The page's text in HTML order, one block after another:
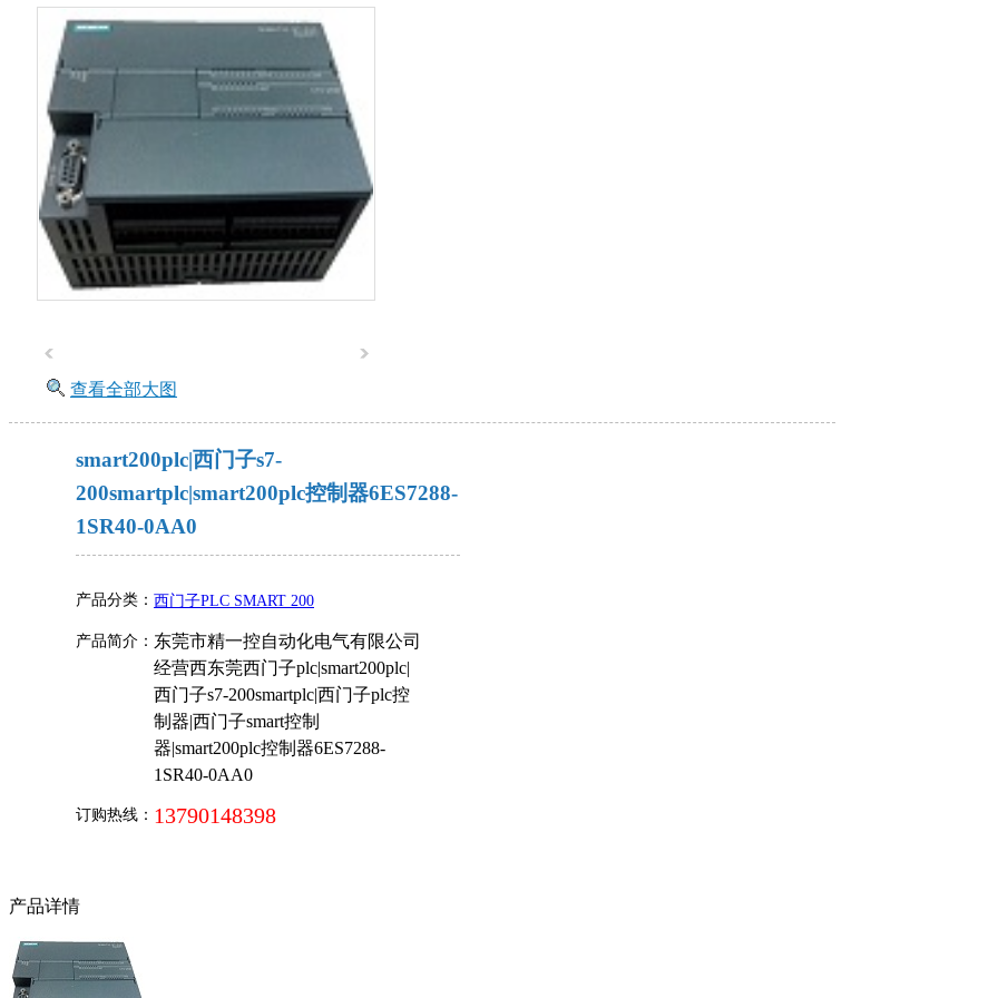
查看全部大图
smart200plc|西门子s7-
200smartplc|smart200plc控制器6ES7288-
1SR40-0AA0
产品分类： 西门子PLC SMART 200
产品简介： 东莞市精一控自动化电气有限公司
经营西东莞西门子plc|smart200plc|
西门子s7-200smartplc|西门子plc控
制器|西门子smart控制
器|smart200plc控制器6ES7288-
1SR40-0AA0
订购热线： 13790148398
产品详情